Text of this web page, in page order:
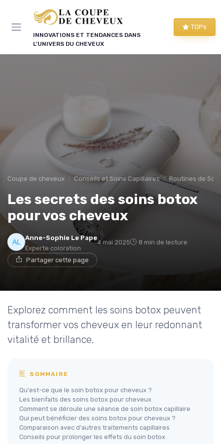
INNOVATIONS ET TENDANCES DANS
L'UNIVERS DU CHEVEUX
TOPs
Coupe de cheveux Conseils et Soins Capillaires Routines de
Les secrets des soins botox
pour vos cheveux
Anne-Sophie Le Pape
Experte coloration
4 mai 2025 8 min de lecture
Partager cette page
Explorez comment les soins botox peuvent
transformer vos cheveux en leur redonnant
vitalité et brillance.
SOMMAIRE
Qu'est-ce que le soin botox pour cheveux ?
Les bienfaits des soins botox pour cheveux
Comment se déroule une séance de soin botox capillaire
Qui peut bénéficier des soins botox pour cheveux ?
Comparaison avec d'autres traitements capillaires
Conseils pour prolonger les effets du soin botox